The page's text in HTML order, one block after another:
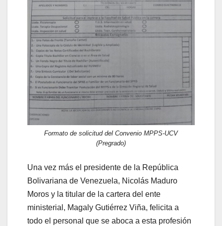
Formato de solicitud del Convenio MPPS-UCV
(Pregrado)
Una vez más el presidente de la República
Bolivariana de Venezuela, Nicolás Maduro
Moros y la titular de la cartera del ente
ministerial, Magaly Gutiérrez Viña, felicita a
todo el personal que se aboca a esta profesión